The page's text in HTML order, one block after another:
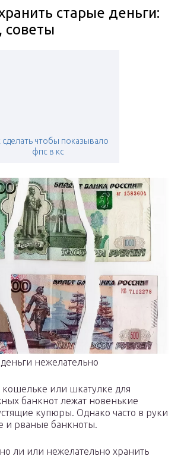
старые деньги:
советы
сделать чтобы показывало
фпс в кс
нежелательно
или шкатулке для
банкнот лежат новенькие
купюры. Однако часто в руки
и рваные банкноты.
ли или нежелательно хранить